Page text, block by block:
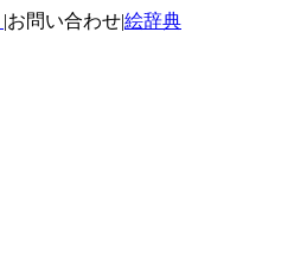
|お問い合わせ|絵辞典